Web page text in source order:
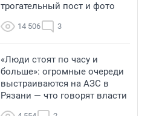
трогательный пост и фото
14 506 3
«Люди стоят по часу и
больше»: огромные очереди
выстраиваются на АЗС в
Рязани — что говорят власти